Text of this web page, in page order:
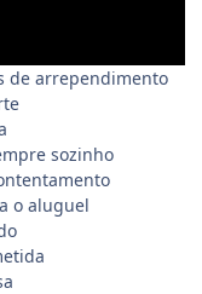
de arrependimento
sozinho
o aluguel